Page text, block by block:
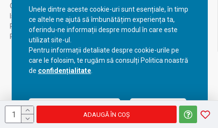
Unele dintre aceste cookie-uri sunt esențiale, în timp
ce altele ne ajută să îmbunătățim experiența ta,
oferindu-ne informații despre modul în care este
utilizat site-ul.
Pentru informații detaliate despre cookie-urile pe
care le folosim, te rugăm să consulți Politica noastră
de confidențialitate
Acceptă setările curente Configurează
ADAUGĂ ÎN COŞ
Contul meu
Istoric comenzi
Recuperare parola
Returnare produs
Copyright © 2023, BravoShop, toate drepturile rezervate!